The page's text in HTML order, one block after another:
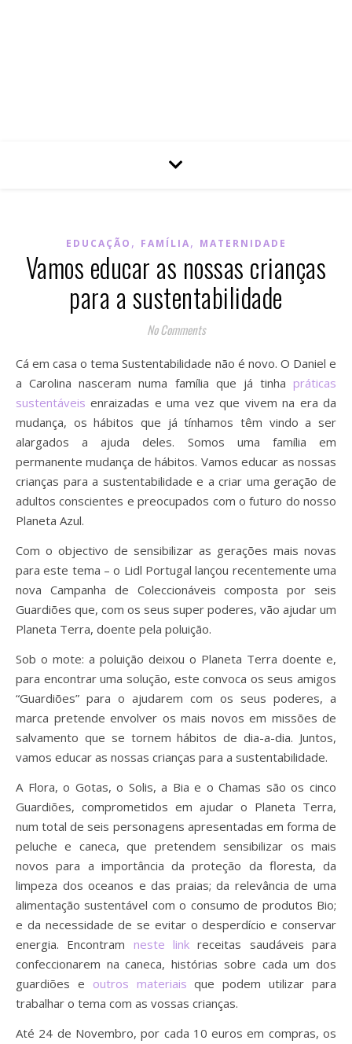
EDUCAÇÃO , FAMÍLIA, MATERNIDADE
Vamos educar as nossas crianças
para a sustentabilidade
No Comments
Cá em casa o tema Sustentabilidade não é novo. O Daniel e
a Carolina nasceram numa família que já tinha práticas
sustentáveis enraizadas e uma vez que vivem na era da
mudança, os hábitos que já tínhamos têm vindo a ser
alargados a ajuda deles. Somos uma família em
permanente mudança de hábitos. Vamos educar as nossas
crianças para a sustentabilidade e a criar uma geração de
adultos conscientes e preocupados com o futuro do nosso
Planeta Azul.
Com o objectivo de sensibilizar as gerações mais novas
para este tema – o Lidl Portugal lançou recentemente uma
nova Campanha de Coleccionáveis composta por seis
Guardiões que, com os seus super poderes, vão ajudar um
Planeta Terra, doente pela poluição.
Sob o mote: a poluição deixou o Planeta Terra doente e,
para encontrar uma solução, este convoca os seus amigos
“Guardiões” para o ajudarem com os seus poderes, a
marca pretende envolver os mais novos em missões de
salvamento que se tornem hábitos de dia-a-dia. Juntos,
vamos educar as nossas crianças para a sustentabilidade.
A Flora, o Gotas, o Solis, a Bia e o Chamas são os cinco
Guardiões, comprometidos em ajudar o Planeta Terra,
num total de seis personagens apresentadas em forma de
peluche e caneca, que pretendem sensibilizar os mais
novos para a importância da proteção da floresta, da
limpeza dos oceanos e das praias; da relevância de uma
alimentação sustentável com o consumo de produtos Bio;
e da necessidade de se evitar o desperdício e conservar
energia. Encontram neste link receitas saudáveis para
confeccionarem na caneca, histórias sobre cada um dos
guardiões e outros materiais que podem utilizar para
trabalhar o tema com as vossas crianças.
Até 24 de Novembro, por cada 10 euros em compras, os